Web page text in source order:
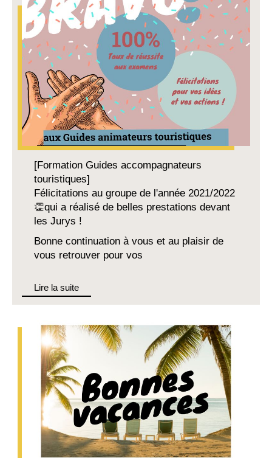
[Formation Guides accompagnateurs
touristiques]
Félicitations au groupe de l'année 2021/2022
👏qui a réalisé de belles prestations devant
les Jurys !
Bonne continuation à vous et au plaisir de
vous retrouver pour vos
Lire la suite